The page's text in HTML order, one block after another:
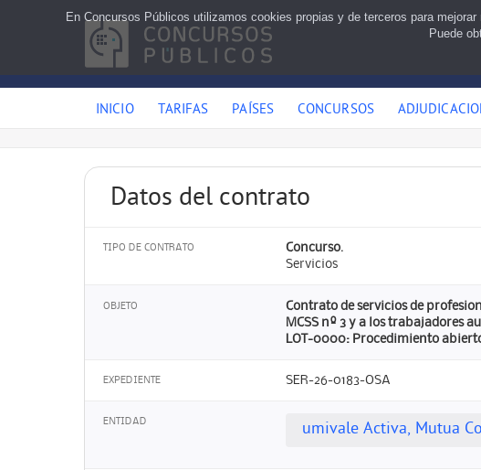
INICIO TARIFAS PAÍSES CONCURSOS
Datos del contrato
TIPO DE CONTRATO
Concurso.
Servicios
OBJETO
Contrato de servicios de
MCSS nº 3 y a los trabajadores
LOT-0000: Procedimiento
EXPEDIENTE SER-26-0183-OSA
ENTIDAD umivale Activa, Mutua
En Concursos Públicos utilizamos cookies propias y de terceros para
Puede